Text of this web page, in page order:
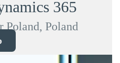
365
Poland, Poland